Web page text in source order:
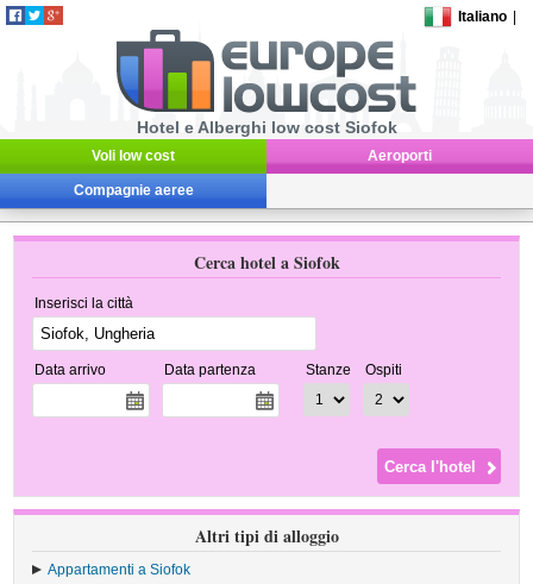
Italiano
Hotel e Alberghi low cost Siofok
Voli low cost Aeroporti
Compagnie aeree
Cerca hotel a Siofok
Inserisci la città
Data arrivo Data partenza Stanze Ospiti
Altri tipi di alloggio
Appartamenti a Siofok